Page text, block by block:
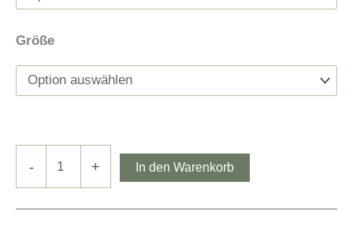
Größe
- + In den Warenkorb